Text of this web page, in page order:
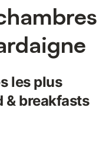
les plus
& breakfasts